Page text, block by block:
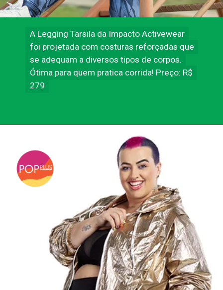
A Legging Tarsila da Impacto Activewear
foi projetada com costuras reforçadas que
se adequam a diversos tipos de corpos.
Ótima para quem pratica corrida! Preço: R$
279
A Legging Tarsila da Impacto Activewear
foi projetada com costuras reforçadas que
se adequam a diversos tipos de corpos.
Ótima para quem pratica corrida! Preço: R$
279